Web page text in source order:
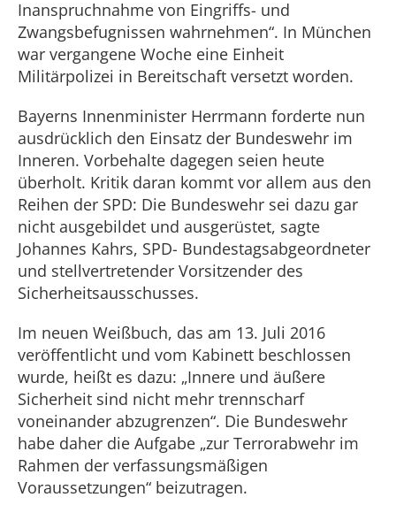
Inanspruchnahme von Eingriffs- und
Zwangsbefugnissen wahrnehmen“. In München
war vergangene Woche eine Einheit
Militärpolizei in Bereitschaft versetzt worden.
Bayerns Innenminister Herrmann forderte nun
ausdrücklich den Einsatz der Bundeswehr im
Inneren. Vorbehalte dagegen seien heute
überholt. Kritik daran kommt vor allem aus den
Reihen der SPD: Die Bundeswehr sei dazu gar
nicht ausgebildet und ausgerüstet, sagte
Johannes Kahrs, SPD- Bundestagsabgeordneter
und stellvertretender Vorsitzender des
Sicherheitsausschusses.
Im neuen Weißbuch, das am 13. Juli 2016
veröffentlicht und vom Kabinett beschlossen
wurde, heißt es dazu: „Innere und äußere
Sicherheit sind nicht mehr trennscharf
voneinander abzugrenzen“. Die Bundeswehr
habe daher die Aufgabe „zur Terrorabwehr im
Rahmen der verfassungsmäßigen
Voraussetzungen“ beizutragen.